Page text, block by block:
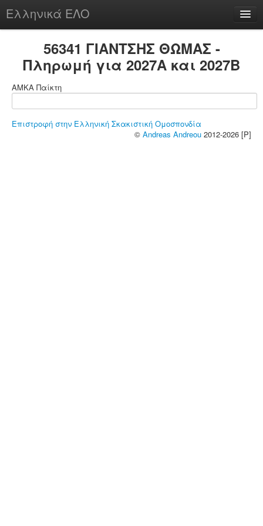
Ελληνικά ΕΛΟ
chesstu.be @ discord
56341 ΓΙΑΝΤΣΗΣ ΘΩΜΑΣ -
Πληρωμή για 2027A και 2027B
ΑΜΚΑ Παίκτη
Επιστροφή στην Ελληνική Σκακιστική Ομοσπονδία
© Andreas Andreou 2012-2026 [P]